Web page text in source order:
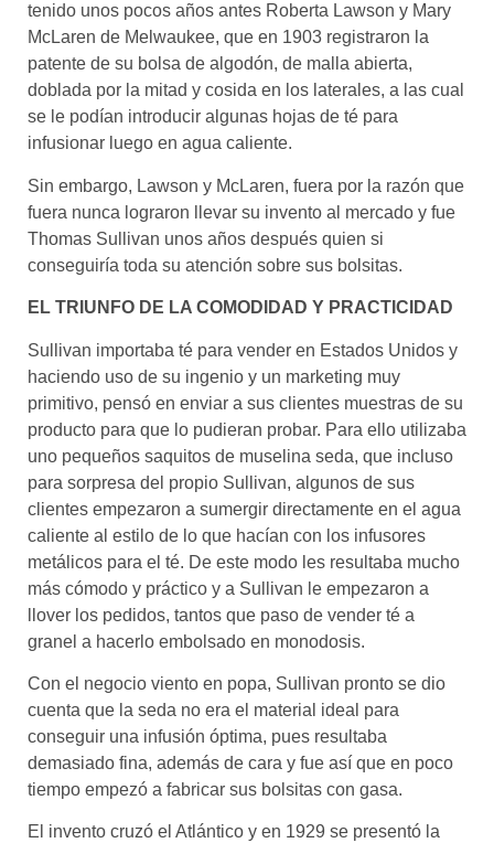
tenido unos pocos años antes Roberta Lawson y Mary
McLaren de Melwaukee, que en 1903 registraron la
patente de su bolsa de algodón, de malla abierta,
doblada por la mitad y cosida en los laterales, a las cual
se le podían introducir algunas hojas de té para
infusionar luego en agua caliente.
Sin embargo, Lawson y McLaren, fuera por la razón que
fuera nunca lograron llevar su invento al mercado y fue
Thomas Sullivan unos años después quien si
conseguiría toda su atención sobre sus bolsitas.
EL TRIUNFO DE LA COMODIDAD Y PRACTICIDAD
Sullivan importaba té para vender en Estados Unidos y
haciendo uso de su ingenio y un marketing muy
primitivo, pensó en enviar a sus clientes muestras de su
producto para que lo pudieran probar. Para ello utilizaba
uno pequeños saquitos de muselina seda, que incluso
para sorpresa del propio Sullivan, algunos de sus
clientes empezaron a sumergir directamente en el agua
caliente al estilo de lo que hacían con los infusores
metálicos para el té. De este modo les resultaba mucho
más cómodo y práctico y a Sullivan le empezaron a
llover los pedidos, tantos que paso de vender té a
granel a hacerlo embolsado en monodosis.
Con el negocio viento en popa, Sullivan pronto se dio
cuenta que la seda no era el material ideal para
conseguir una infusión óptima, pues resultaba
demasiado fina, además de cara y fue así que en poco
tiempo empezó a fabricar sus bolsitas con gasa.
El invento cruzó el Atlántico y en 1929 se presentó la